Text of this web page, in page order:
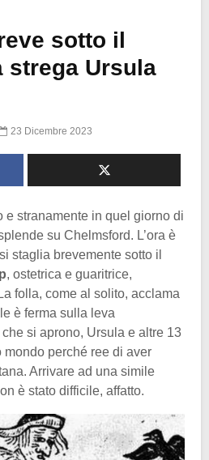
sotto il
strega Ursula
23 Dicembre 2023
e stranamente in quel giorno di
su Chelmsford. L’ora è
staglia brevemente sotto il
, ostetrica e guaritrice,
folla, come al solito, acclama
è ferma sulla leva
si aprono, Ursula e altre 13
perché ree di aver
Arrivare ad una simile
è stato difficile, affatto.